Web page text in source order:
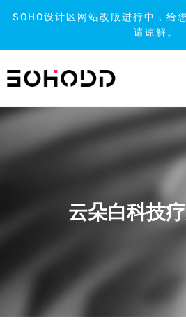
SOHO设计区网站改版进行中，给
请谅解。
到
容
云朵白科技